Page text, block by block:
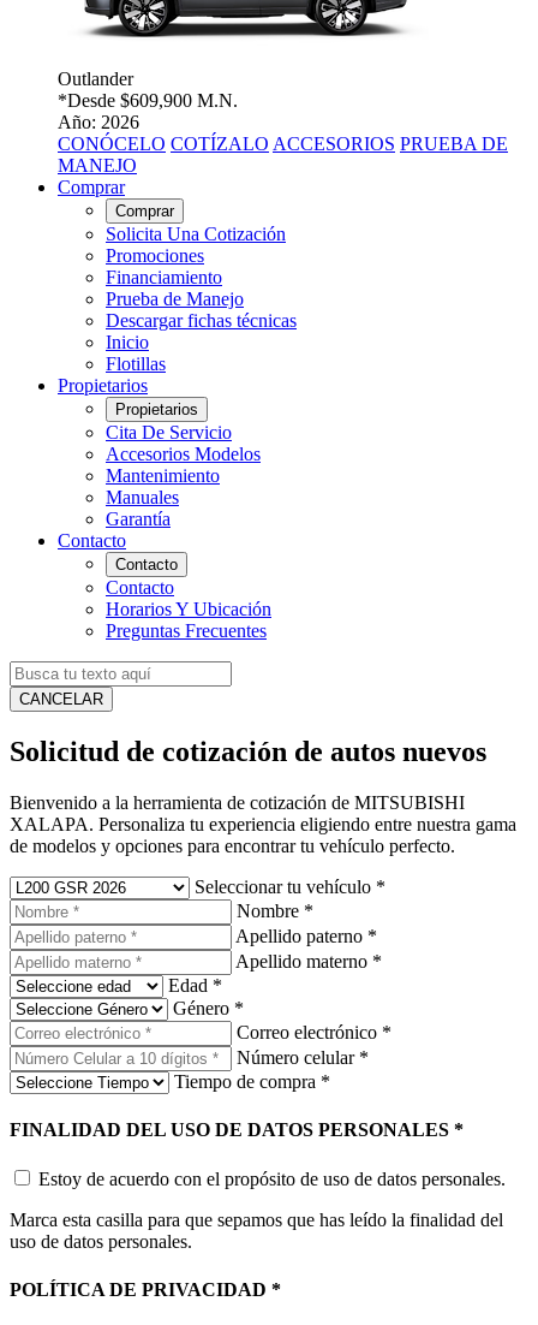
Outlander
*Desde $609,900 M.N.
Año: 2026
CONÓCELO COTÍZALO ACCESORIOS PRUEBA DE
MANEJO
Comprar
Comprar
Solicita Una Cotización
Promociones
Financiamiento
Prueba de Manejo
Descargar fichas técnicas
Inicio
Flotillas
Propietarios
Propietarios
Cita De Servicio
Accesorios Modelos
Mantenimiento
Manuales
Garantía
Contacto
Contacto
Contacto
Horarios Y Ubicación
Preguntas Frecuentes
CANCELAR
Solicitud de cotización de autos nuevos
Bienvenido a la herramienta de cotización de MITSUBISHI
XALAPA. Personaliza tu experiencia eligiendo entre nuestra gama
de modelos y opciones para encontrar tu vehículo perfecto.
Seleccionar tu vehículo *
Nombre *
Apellido paterno *
Apellido materno *
Edad *
Género *
Correo electrónico *
Número celular *
Tiempo de compra *
FINALIDAD DEL USO DE DATOS PERSONALES *
Estoy de acuerdo con el propósito de uso de datos personales.
Marca esta casilla para que sepamos que has leído la finalidad del
uso de datos personales.
POLÍTICA DE PRIVACIDAD *